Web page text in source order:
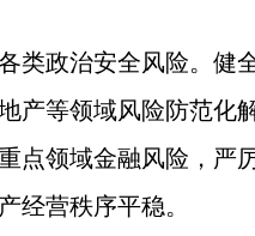
类政治安全风险。健
产等领域风险防范化
点领域金融风险，严
经营秩序平稳。